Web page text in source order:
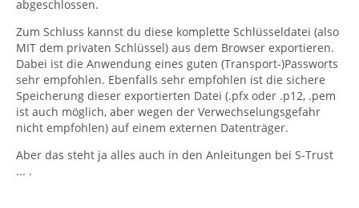
abgeschlossen.
Zum Schluss kannst du diese komplette Schlüsseldatei (also
MIT dem privaten Schlüssel) aus dem Browser exportieren.
Dabei ist die Anwendung eines guten (Transport-)Passworts
sehr empfohlen. Ebenfalls sehr empfohlen ist die sichere
Speicherung dieser exportierten Datei (.pfx oder .p12, .pem
ist auch möglich, aber wegen der Verwechselungsgefahr
nicht empfohlen) auf einem externen Datenträger.
Aber das steht ja alles auch in den Anleitungen bei S-Trust
... .